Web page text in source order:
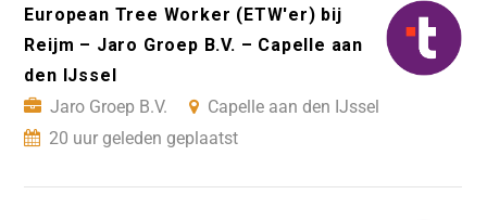
European Tree Worker (ETW'er) bij
Reijm – Jaro Groep B.V. – Capelle aan
den IJssel
Jaro Groep B.V.
Capelle aan den IJssel
20 uur geleden geplaatst